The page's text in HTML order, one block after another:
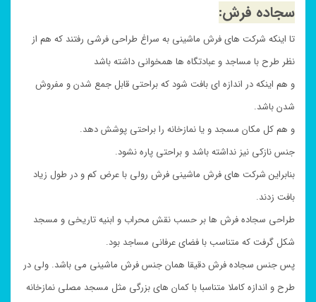
سجاده فرش:
تا اینکه شرکت های فرش ماشینی به سراغ طراحی فرشی رفتند که هم از
نظر طرح با مساجد و عبادتگاه ها همخوانی داشته باشد
و هم اینکه در اندازه ای بافت شود که براحتی قابل جمع شدن و مفروش
شدن باشد.
و هم کل مکان مسجد و یا نمازخانه را براحتی پوشش دهد.
جنس نازکی نیز نداشته باشد و براحتی پاره نشود.
بنابراین شرکت های فرش ماشینی فرش رولی با عرض کم و در طول زیاد
بافت زدند.
طراحی سجاده فرش ها بر حسب نقش محراب و ابنیه تاریخی و مسجد
شکل گرفت که متناسب با فضای عرفانی مساجد بود.
پس جنس سجاده فرش دقیقا همان جنس فرش ماشینی می باشد. ولی در
طرح و اندازه کاملا متناسبا با کمان های بزرگی مثل مسجد مصلی نمازخانه